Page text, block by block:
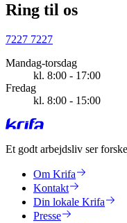
Ring til os
7227 7227
Mandag-torsdag
kl. 8:00 - 17:00
Fredag
kl. 8:00 - 15:00
Et godt arbejdsliv ser
Om Krifa
Kontakt
Din lokale Krifa
Presse